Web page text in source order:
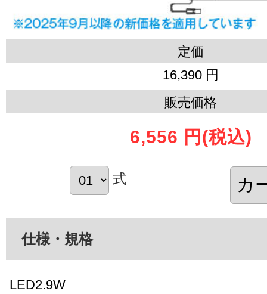
定価
16,390 円
販売価格
6,556 円 (税込)
式
仕様・規格
LED2.9W